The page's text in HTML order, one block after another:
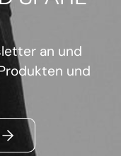
an und
und
ABSENDEN